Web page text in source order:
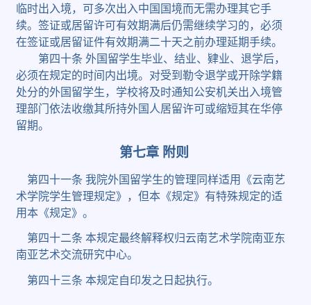
临时出入境，可多次出入中国国境而无需办理其它手
续。签证或居留许可有效期满后仍需继续学习的，必须
在签证或居留证件有效期满二十天之前办理延期手续。
第四十条 外国留学生毕业、结业、肄业、退学后，
必须在规定的时间内出境。对受到勒令退学或开除学籍
处分的外国留学生，学校将及时通知公安机关出入境管
理部门依法收缴其所持外国人居留许可或缩短其在华停
留期。
第七章 附则
第四十一条 我院外国留学生的管理同样适用《云南艺
术学院学生管理规定》，但本《规定》有特殊规定的适
用本《规定》。
第四十二条 本规定最终解释权归云南艺术学院南亚东
南亚艺术交流研究中心。
第四十三条 本规定自印发之日起执行。